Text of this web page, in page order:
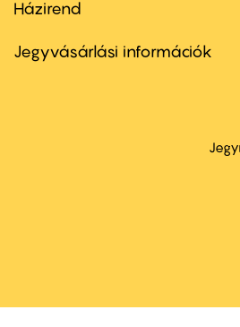
Footer
second
Házirend
Jegyvásárlási információk